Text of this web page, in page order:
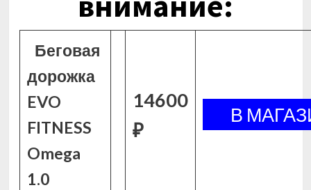
Беговая
дорожка
EVO
FITNESS
Omega
1.0
14600
₽